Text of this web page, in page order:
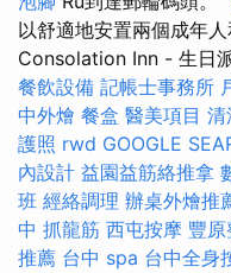
以舒適地安置兩個成年人
Consolation Inn - 生日
餐飲設備 記帳士事務所
中外燴 餐盒 醫美項目 清
護照 rwd GOOGLE
內設計 益園益筋絡推拿
班 經絡調理 辦桌外燴推
中 抓龍筋 西屯按摩 豐原
推薦 台中 spa 台中全身